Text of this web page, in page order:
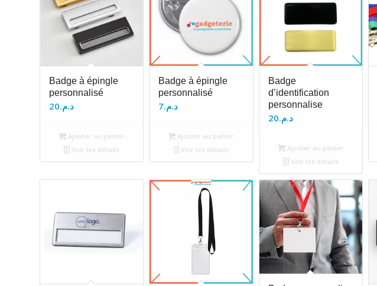
Badge à épingle
personnalisé
د.م.20
Ajouter au panier
Voir les détails
Badge à épingle
personnalisé
د.م.7
Ajouter au panier
Voir les détails
Badge
d’identification
personnalise
د.م.20
Ajouter au panier
Voir les détails